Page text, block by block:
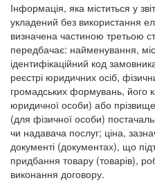
Інформація, яка міститься у
укладений без використання
визначена частиною третьою
передбачає: найменування,
ідентифікаційний код
реєстрі юридичних осіб,
громадських формувань, його
юридичної особи) або
(для фізичної особи)
чи надавача послуг; ціна,
документі (документах), що
придбання товару (товарів),
виконання договору.